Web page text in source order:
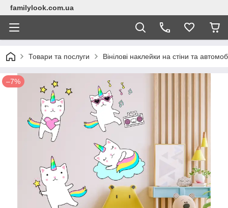
familylook.com.ua
Товари та послуги Вінілові наклейки на стіни та
–7%